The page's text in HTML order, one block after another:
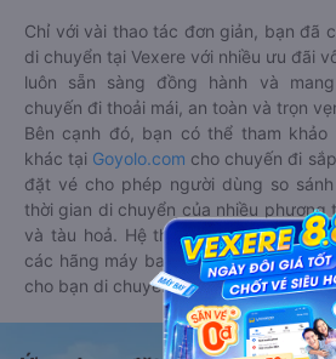
Chỉ với vài thao tác đơn giản, bạn đã
di chuyển tại Vexere với nhiều ưu đãi
luôn sẵn sàng đồng hành và
chuyến đi thoải mái, an toàn và trọn
Bên cạnh đó, bạn có thể tham
khác tại Goyolo.com cho chuyến đi
đặt vé cho phép người dùng so
thời gian di chuyển của nhiều phương
và tàu hoả. Hệ thống của Goyolo
các hãng máy bay, xe khách và tàu
cho bạn di chuyển.